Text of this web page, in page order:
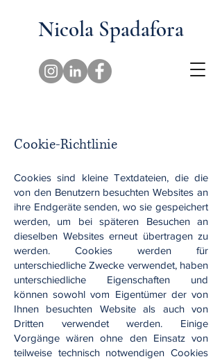
Nicola Spadafora
Cookie-Richtlinie
Cookies sind kleine Textdateien, die die
von den Benutzern besuchten Websites an
ihre Endgeräte senden, wo sie gespeichert
werden, um bei späteren Besuchen an
dieselben Websites erneut übertragen zu
werden. Cookies werden für
unterschiedliche Zwecke verwendet, haben
unterschiedliche Eigenschaften und
können sowohl vom Eigentümer der von
Ihnen besuchten Website als auch von
Dritten verwendet werden. Einige
Vorgänge wären ohne den Einsatz von
teilweise technisch notwendigen Cookies